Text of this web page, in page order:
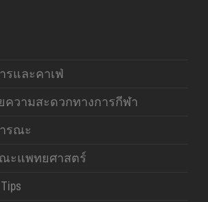
รและคาเฟ่
ความสะดวกทางการกีฬา
รณะ
ะแพทยศาสตร์